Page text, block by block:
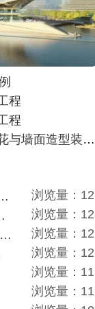
程
程
罗浮宫家居艺术中心（广州）GRG天花与墙面造型装饰工程
材料厂收费价位如何？
浏览量：
付费多少？
浏览量：
重庆3217平方米GRG设计费用报价多少？
浏览量：
浏览量：
浏览量：
浏览量：